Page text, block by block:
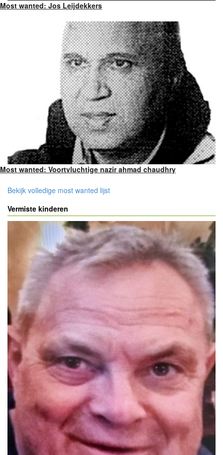
Most wanted: Jos Leijdekkers
Most wanted: Voortvluchtige nazir ahmad chaudhry
Bekijk volledige most wanted lijst
Vermiste kinderen